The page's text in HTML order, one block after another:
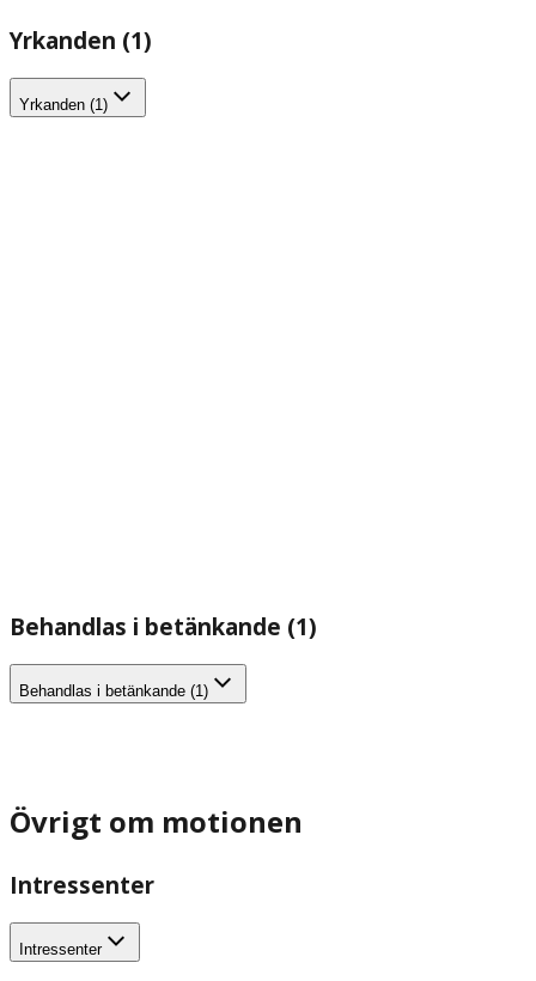
Yrkanden (1)
Yrkanden (1)
Behandlas i betänkande (1)
Behandlas i betänkande (1)
Övrigt om motionen
Intressenter
Intressenter